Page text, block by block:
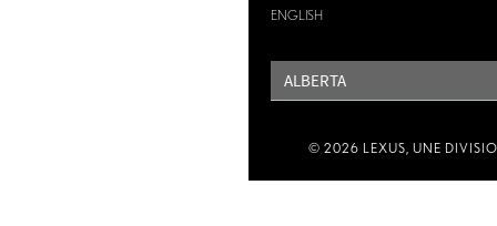
ENGLISH
© 2026 LEXUS, UNE